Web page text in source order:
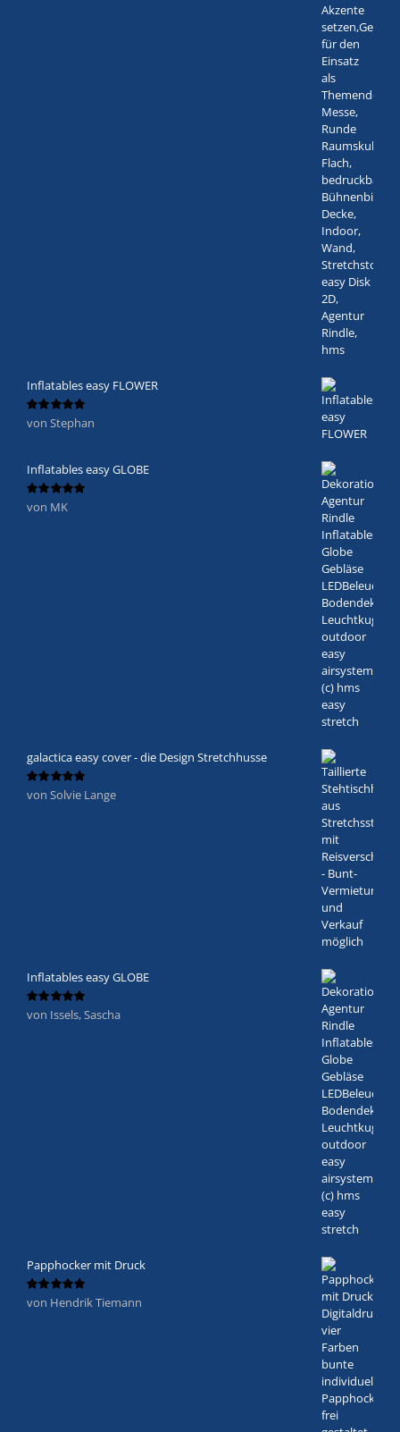
Inflatables easy FLOWER
Bewertet
von 5
von Stephan
Inflatables easy GLOBE
Bewertet
von MK
galactica easy cover - die Design Stretchhusse
Bewertet
von Solvie Lange
Inflatables easy GLOBE
Bewertet
von Issels, Sascha
Papphocker mit Druck
Bewertet
von Hendrik Tiemann